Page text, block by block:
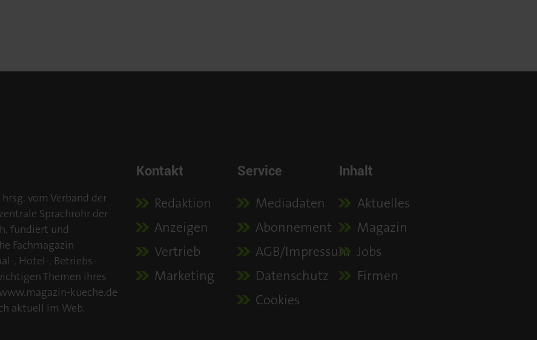
vom Verband der
Sprachrohr der
fundiert und
Fachmagazin
, Hotel-, Betriebs-
Themen ihres
kueche.de
aktuell im Web.
Kontakt
Redaktion
Anzeigen
Vertrieb
Marketing
Service
Mediadaten
Abonnement
AGB/Impressum
Datenschutz
Cookies
Inhalt
Aktuelles
Magazin
Jobs
Firmen